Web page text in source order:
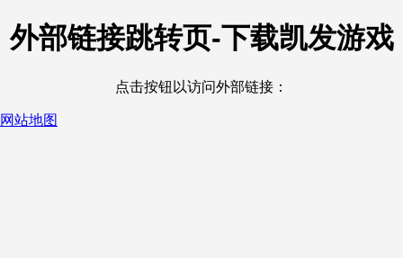
外部链接跳转页-下载凯发游戏
点击按钮以访问外部链接：
网站地图